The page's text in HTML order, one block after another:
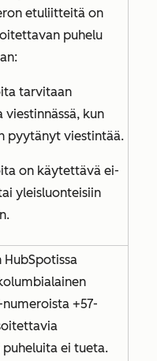
etuliitteitä on
puhelu
tarvitaan
viestinnässä, kun
pyytänyt viestintää.
on käytettävä ei-
yleisluonteisiin
HubSpotissa
+57-
puheluita ei tueta.